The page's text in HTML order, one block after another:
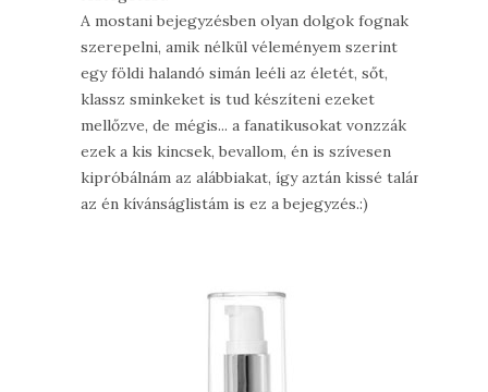
A mostani bejegyzésben olyan dolgok fognak
szerepelni, amik nélkül véleményem szerint
egy földi halandó simán leéli az életét, sőt,
klassz sminkeket is tud készíteni ezeket
mellőzve, de mégis... a fanatikusokat vonzzák
ezek a kis kincsek, bevallom, én is szívesen
kipróbálnám az alábbiakat, így aztán kissé talán
az én kívánságlistám is ez a bejegyzés.:)